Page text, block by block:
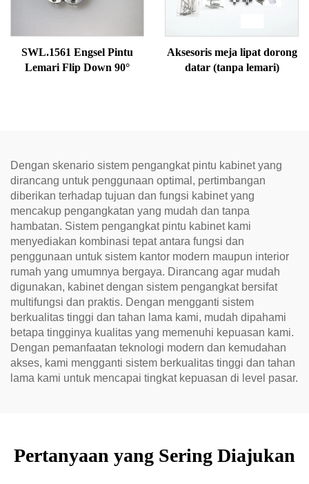
SWL.1561 Engsel Pintu
Lemari Flip Down 90°
Aksesoris meja lipat dorong
datar (tanpa lemari)
Dengan skenario sistem pengangkat pintu kabinet yang
dirancang untuk penggunaan optimal, pertimbangan
diberikan terhadap tujuan dan fungsi kabinet yang
mencakup pengangkatan yang mudah dan tanpa
hambatan. Sistem pengangkat pintu kabinet kami
menyediakan kombinasi tepat antara fungsi dan
penggunaan untuk sistem kantor modern maupun interior
rumah yang umumnya bergaya. Dirancang agar mudah
digunakan, kabinet dengan sistem pengangkat bersifat
multifungsi dan praktis. Dengan mengganti sistem
berkualitas tinggi dan tahan lama kami, mudah dipahami
betapa tingginya kualitas yang memenuhi kepuasan kami.
Dengan pemanfaatan teknologi modern dan kemudahan
akses, kami mengganti sistem berkualitas tinggi dan tahan
lama kami untuk mencapai tingkat kepuasan di level pasar.
Pertanyaan yang Sering Diajukan